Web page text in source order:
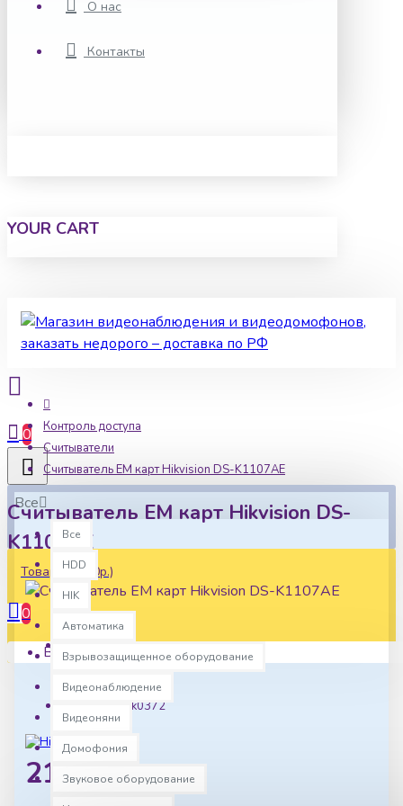
О нас
Контакты
YOUR CART
0
Все
Все
HDD
HIK
Автоматика
Взрывозащищенное оборудование
Видеонаблюдение
Видеоняни
Домофония
Звуковое оборудование
Товаров: 0 (0р.)
0
Ваша корзина пуста!
Контроль доступа
Считыватели
Считыватель EM карт Hikvision DS-K1107AE
Считыватель EM карт Hikvision DS-
K1107AE
2102р.
Наличие:
В наличии
hk0372